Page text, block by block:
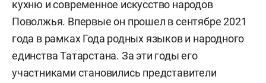
кухню и современное искусство народов
Поволжья. Впервые он прошел в сентябре 2021
года в рамках Года родных языков и народного
единства Татарстана. За эти годы его
участниками становились представители